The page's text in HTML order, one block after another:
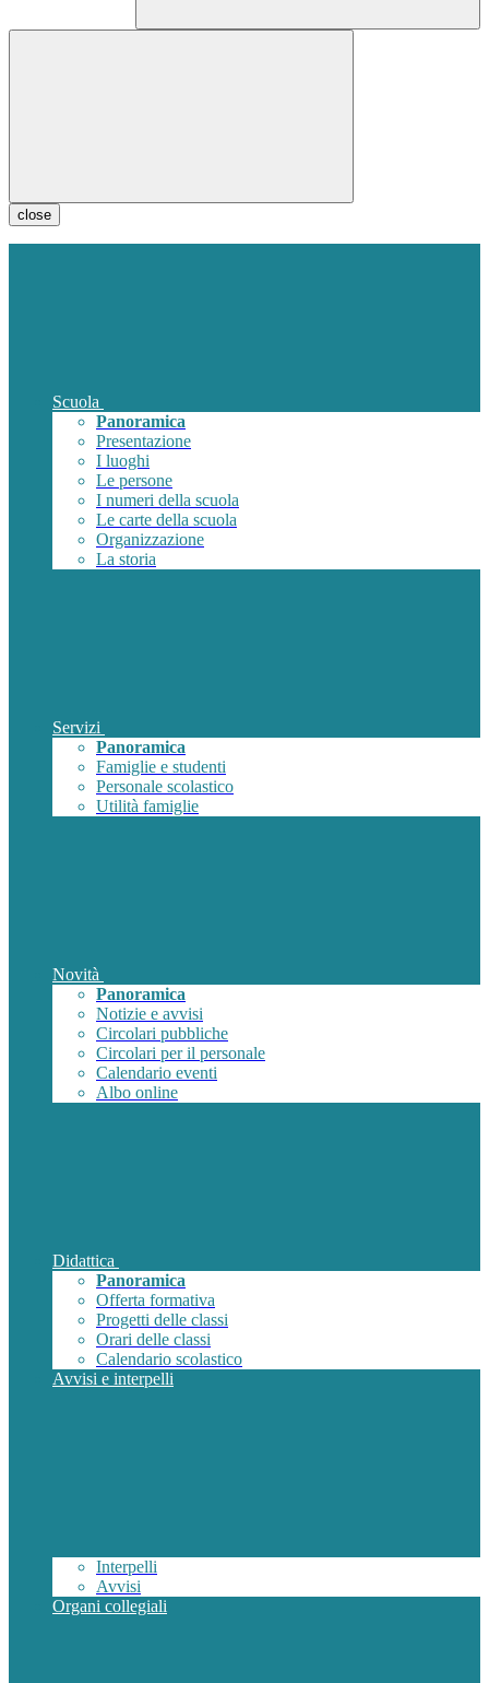
close
Scuola
Panoramica
Presentazione
I luoghi
Le persone
I numeri della scuola
Le carte della scuola
Organizzazione
La storia
Servizi
Panoramica
Famiglie e studenti
Personale scolastico
Utilità famiglie
Novità
Panoramica
Notizie e avvisi
Circolari pubbliche
Circolari per il personale
Calendario eventi
Albo online
Didattica
Panoramica
Offerta formativa
Progetti delle classi
Orari delle classi
Calendario scolastico
Avvisi e interpelli
Interpelli
Avvisi
Organi collegiali